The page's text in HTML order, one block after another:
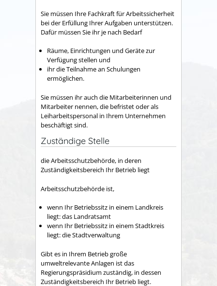
Sie müssen Ihre Fachkraft für Arbeitssicherheit
bei der Erfüllung Ihrer Aufgaben unterstützen.
Dafür müssen Sie ihr je nach Bedarf
Räume, Einrichtungen und Geräte zur
Verfügung stellen und
ihr die Teilnahme an Schulungen
ermöglichen.
Sie müssen ihr auch die Mitarbeiterinnen und
Mitarbeiter nennen, die befristet oder als
Leiharbeitspersonal in Ihrem Unternehmen
beschäftigt sind.
Zuständige Stelle
die Arbeitsschutzbehörde, in deren
Zuständigkeitsbereich Ihr Betrieb liegt
Arbeitsschutzbehörde ist,
wenn Ihr Betriebssitz in einem Landkreis
liegt: das Landratsamt
wenn Ihr Betriebssitz in einem Stadtkreis
liegt: die Stadtverwaltung
Gibt es in Ihrem Betrieb große
umweltrelevante Anlagen ist das
Regierungspräsidium zuständig, in dessen
Zuständigkeitsbereich Ihr Betrieb liegt.